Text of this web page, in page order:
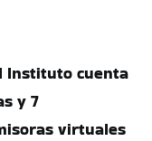
Instituto cuenta
y 7
virtuales